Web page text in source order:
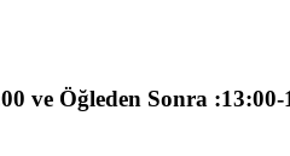
ve Öğleden Sonra :13:00-